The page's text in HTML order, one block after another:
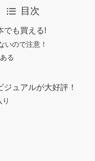
目次
でも買える!
いので注意！
る
ュアルが大好評！